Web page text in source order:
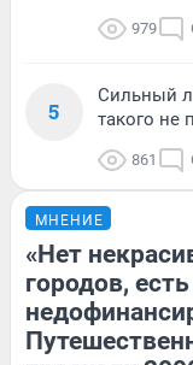
979
5
Сильный
такого не
861
МНЕНИЕ
«Нет
городов, есть